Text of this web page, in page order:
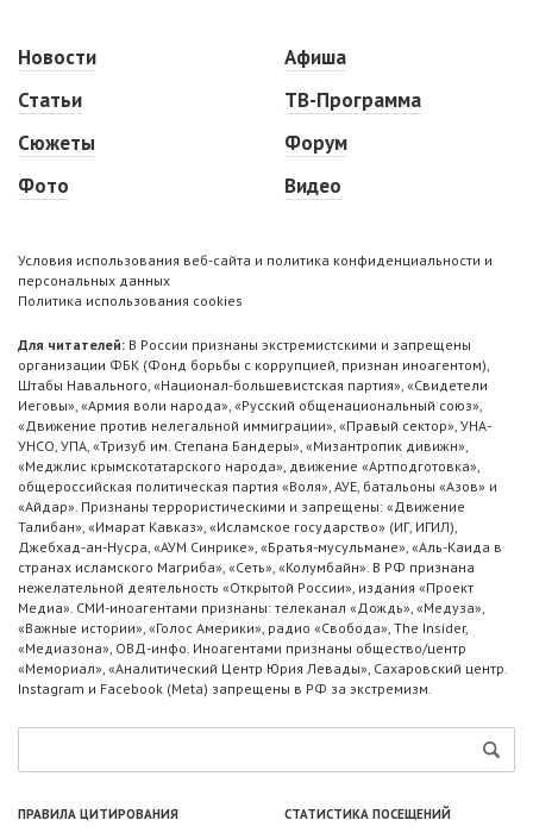
Новости
Статьи
Сюжеты
Фото
Афиша
ТВ-Программа
Форум
Видео
Условия использования веб-сайта и политика конфиденциальности и
персональных данных
Политика использования cookies
Для читателей: В России признаны экстремистскими и запрещены
организации ФБК (Фонд борьбы с коррупцией, признан иноагентом),
Штабы Навального, «Национал-большевистская партия», «Свидетели
Иеговы», «Армия воли народа», «Русский общенациональный союз»,
«Движение против нелегальной иммиграции», «Правый сектор», УНА-
УНСО, УПА, «Тризуб им. Степана Бандеры», «Мизантропик дивижн»,
«Меджлис крымскотатарского народа», движение «Артподготовка»,
общероссийская политическая партия «Воля», АУЕ, батальоны «Азов» и
«Айдар». Признаны террористическими и запрещены: «Движение
Талибан», «Имарат Кавказ», «Исламское государство» (ИГ, ИГИЛ),
Джебхад-ан-Нусра, «АУМ Синрике», «Братья-мусульмане», «Аль-Каида в
странах исламского Магриба», «Сеть», «Колумбайн». В РФ признана
нежелательной деятельность «Открытой России», издания «Проект
Медиа». СМИ-иноагентами признаны: телеканал «Дождь», «Медуза»,
«Важные истории», «Голос Америки», радио «Свобода», The Insider,
«Медиазона», ОВД-инфо. Иноагентами признаны общество/центр
«Мемориал», «Аналитический Центр Юрия Левады», Сахаровский центр.
Instagram и Facebook (Metа) запрещены в РФ за экстремизм.
ПРАВИЛА ЦИТИРОВАНИЯ СТАТИСТИКА ПОСЕЩЕНИЙ